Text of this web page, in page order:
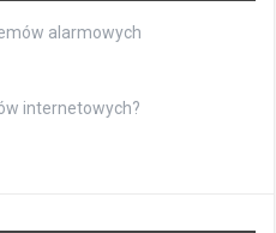
alarmowych
internetowych?